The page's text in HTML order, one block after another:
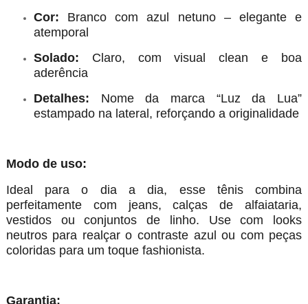
Cor: Branco com azul netuno – elegante e
atemporal
Solado: Claro, com visual clean e boa
aderência
Detalhes: Nome da marca “Luz da Lua”
estampado na lateral, reforçando a originalidade
Modo de uso:
Ideal para o dia a dia, esse tênis combina
perfeitamente com jeans, calças de alfaiataria,
vestidos ou conjuntos de linho. Use com looks
neutros para realçar o contraste azul ou com peças
coloridas para um toque fashionista.
Garantia: